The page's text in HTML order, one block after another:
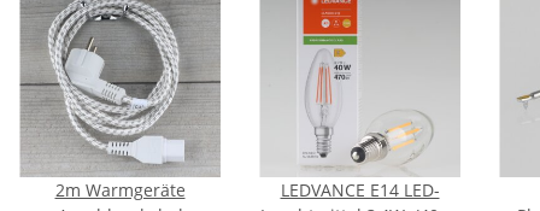
2m Warmgeräte
LEDVANCE E14 LED-